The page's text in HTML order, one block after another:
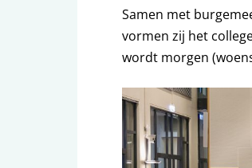
Samen met
vormen zij het
wordt morgen